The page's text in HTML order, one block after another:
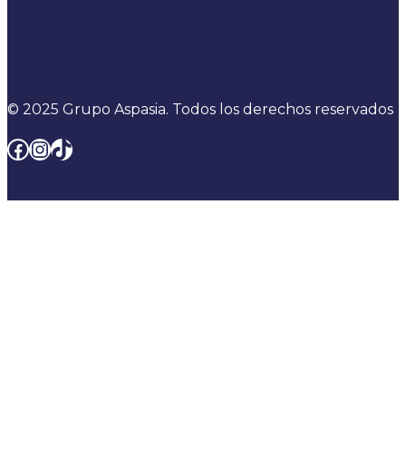
© 2025 Grupo Aspasia. Todos los derechos reservados
Facebook
Instagram
TikTok